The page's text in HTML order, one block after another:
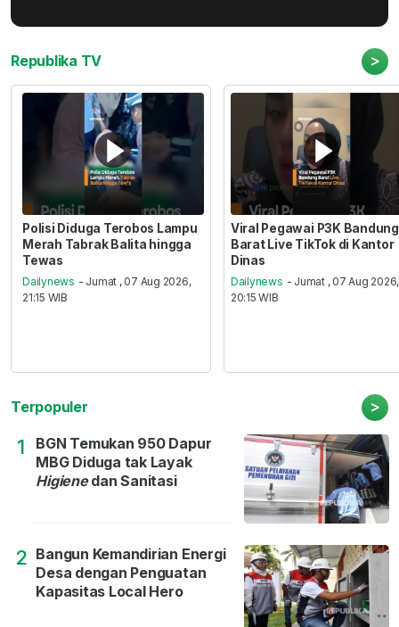
Republika TV >
Polisi Diduga Terobos Lampu
Merah Tabrak Balita hingga
Tewas
Dailynews - Jumat , 07 Aug 2026,
21:15 WIB
Viral Pegawai P3K Bandung
Barat Live TikTok di Kantor
Dinas
Dailynews - Jumat , 07 Aug 2026,
20:15 WIB
Terpopuler >
1
BGN Temukan 950 Dapur
MBG Diduga tak Layak
Higienedan Sanitasi
2 Bangun Kemandirian Energi
Desa dengan Penguatan
Kapasitas Local Hero